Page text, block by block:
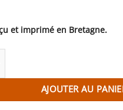
et imprimé en Bretagne.
AJOUTER AU